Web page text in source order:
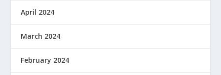
April 2024
March 2024
February 2024